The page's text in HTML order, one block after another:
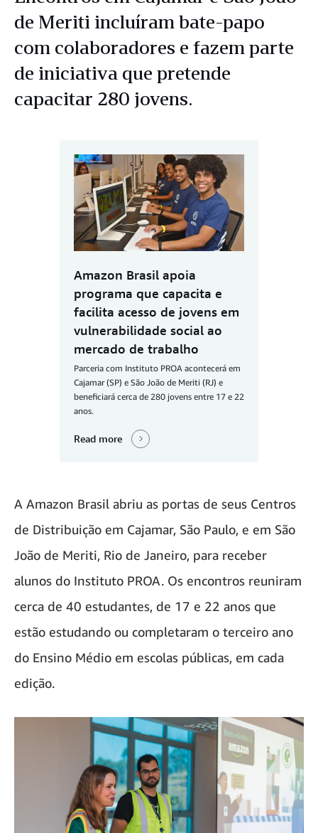
de Meriti incluíram bate-papo
com colaboradores e fazem parte
de iniciativa que pretende
capacitar 280 jovens.
Amazon Brasil apoia
programa que capacita e
facilita acesso de jovens em
vulnerabilidade social ao
mercado de trabalho
Parceria com Instituto PROA acontecerá em
Cajamar (SP) e São João de Meriti (RJ) e
beneficiará cerca de 280 jovens entre 17 e 22
anos.
Read more
A Amazon Brasil abriu as portas de seus Centros
de Distribuição em Cajamar, São Paulo, e em São
João de Meriti, Rio de Janeiro, para receber
alunos do Instituto PROA. Os encontros reuniram
cerca de 40 estudantes, de 17 e 22 anos que
estão estudando ou completaram o terceiro ano
do Ensino Médio em escolas públicas, em cada
edição.